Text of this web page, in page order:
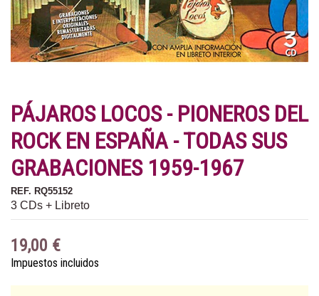
PÁJAROS LOCOS - PIONEROS DEL
ROCK EN ESPAÑA - TODAS SUS
GRABACIONES 1959-1967
REF. RQ55152
3 CDs + Libreto
19,00 €
Impuestos incluidos